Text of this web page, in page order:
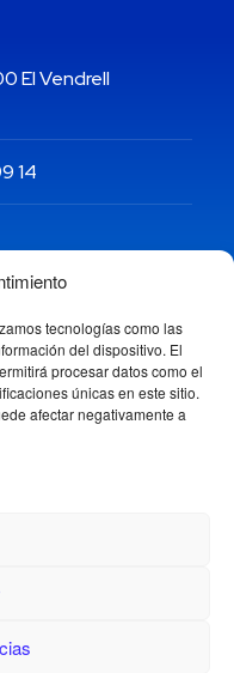
tecnologías como las
del dispositivo. El
procesar datos como el
únicas en este sitio.
afectar negativamente a
El Vendrell
14
los derechos